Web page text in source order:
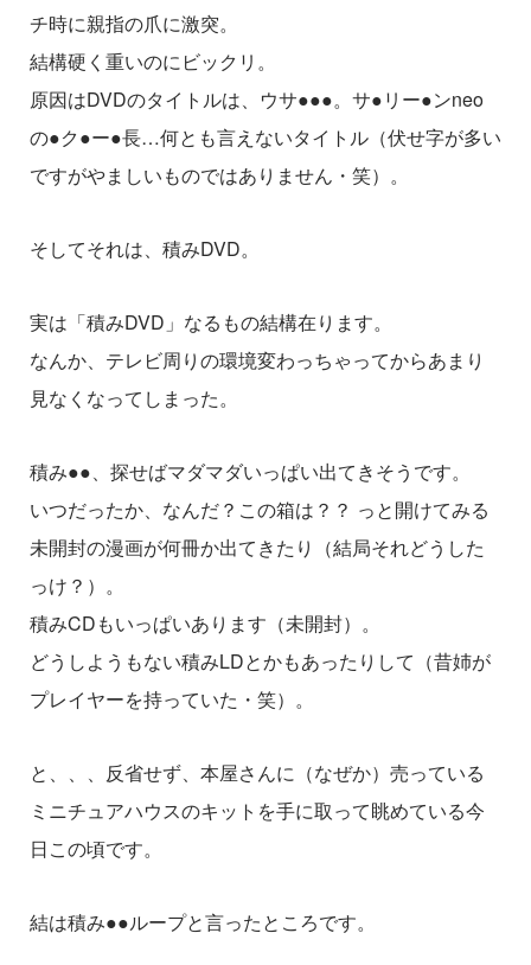
チ時に親指の爪に激突。
結構硬く重いのにビックリ。
原因はDVDのタイトルは、ウサ●●●。サ●リー●ンneo
の●ク●ー●長…何とも言えないタイトル（伏せ字が多い
ですがやましいものではありません・笑）。
そしてそれは、積みDVD。
実は「積みDVD」なるもの結構在ります。
なんか、テレビ周りの環境変わっちゃってからあまり
見なくなってしまった。
積み●●、探せばマダマダいっぱい出てきそうです。
いつだったか、なんだ？この箱は？？ っと開けてみる
未開封の漫画が何冊か出てきたり（結局それどうした
っけ？）。
積みCDもいっぱいあります（未開封）。
どうしようもない積みLDとかもあったりして（昔姉が
プレイヤーを持っていた・笑）。
と、、、反省せず、本屋さんに（なぜか）売っている
ミニチュアハウスのキットを手に取って眺めている今
日この頃です。
結は積み●●ループと言ったところです。